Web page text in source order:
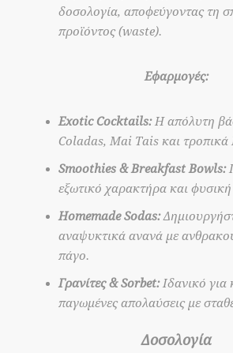
δοσολογία, αποφεύγοντας τη
προϊόντος (waste).
Εφαρμογές:
Exotic Cocktails:Η απόλυτη
Coladas, Mai Tais και
Smoothies & Breakfast Bowls:
εξωτικό χαρακτήρα και
Homemade Sodas:
αναψυκτικά ανανά με
πάγο.
Γρανίτες & Sorbet:Ιδανικό για
παγωμένες απολαύσεις με
Δοσολογία